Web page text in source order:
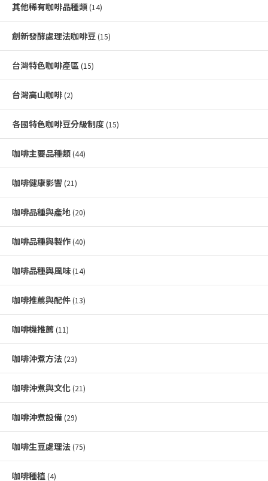
其他稀有咖啡品種類 (14)
創新發酵處理法咖啡豆 (15)
台灣特色咖啡產區 (15)
台灣高山咖啡(2)
各國特色咖啡豆分級制度 (15)
咖啡主要品種類 (44)
咖啡健康影響 (21)
咖啡品種與產地 (20)
咖啡品種與製作 (40)
咖啡品種與風味(14)
咖啡推薦與配件 (13)
咖啡機推薦 (11)
咖啡沖煮方法 (23)
咖啡沖煮與文化 (21)
咖啡沖煮設備 (29)
咖啡生豆處理法 (75)
咖啡種植 (4)